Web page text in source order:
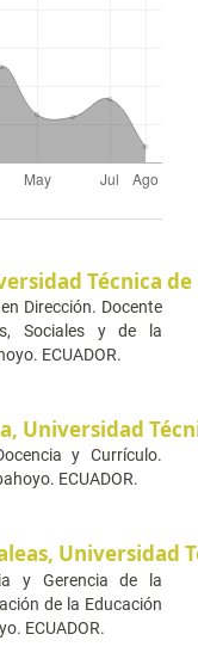
Técnica de
Dirección. Docente
Sociales y de la
ECUADOR.
Universidad
y Currículo.
ECUADOR.
Universidad
y Gerencia de la
de la Educación
ECUADOR.